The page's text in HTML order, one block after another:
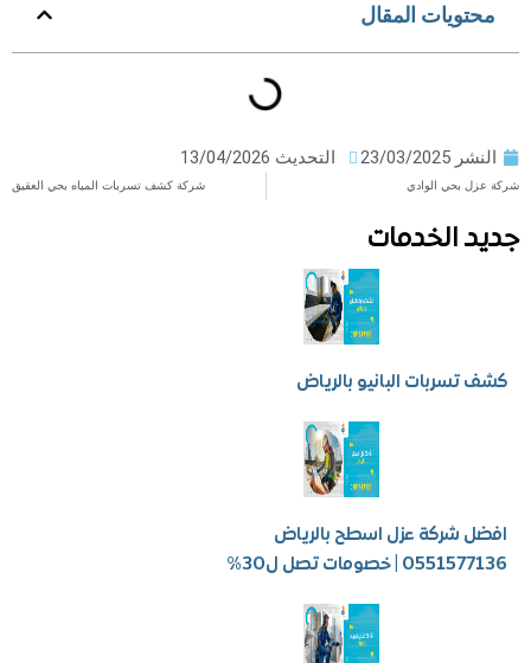
المقال
23/03/2025 التحديث 13/04/2026
الوادي شركة كشف تسربات المياه بحي العقيق
الخدمات
البانيو بالرياض
شركة عزل اسطح بالرياض
| خصومات تصل ل30%